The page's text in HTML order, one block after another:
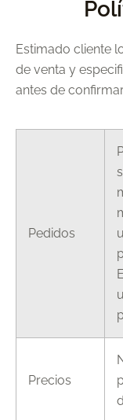
Estimado cliente
de venta y
antes de
Pedidos
Precios